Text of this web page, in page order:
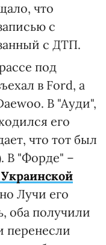
что
с
с ДТП.
под
в Ford, а
В "Ауди",
его
что тот был
В "Форде" –
Лучи его
оба получили
перенесли